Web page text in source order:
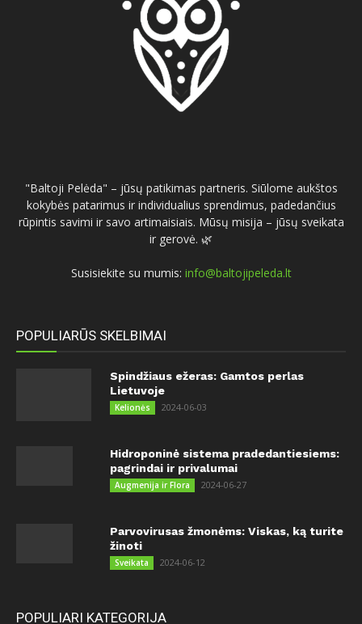
"Baltoji Pelėda" – jūsų patikimas partneris. Siūlome aukštos
kokybės patarimus ir individualius sprendimus, padedančius
rūpintis savimi ir savo artimaisiais. Mūsų misija – jūsų sveikata
ir gerovė. 🌿
Susisiekite su mumis: info@baltojipeleda.lt
POPULIARŪS SKELBIMAI
Spindžiaus ežeras: Gamtos perlas
Lietuvoje
Kelionės 2024-06-03
Hidroponinė sistema pradedantiesiems:
pagrindai ir privalumai
Augmenija ir Flora 2024-06-27
Parvovirusas žmonėms: Viskas, ką turite
žinoti
Sveikata 2024-06-12
POPULIARI KATEGORIJA